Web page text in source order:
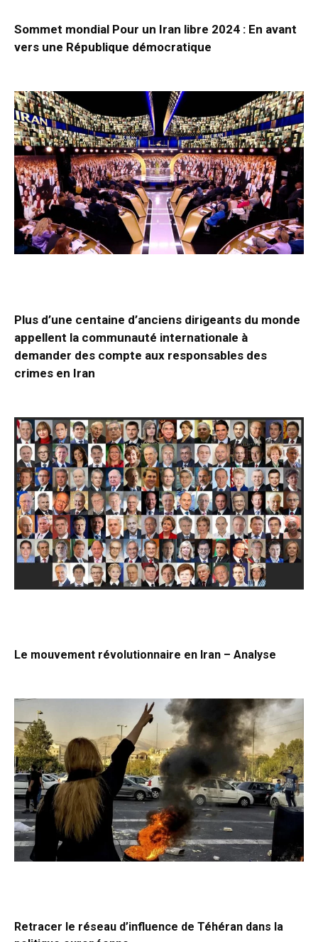
Sommet mondial Pour un Iran libre 2024 : En avant
vers une République démocratique
Plus d’une centaine d’anciens dirigeants du monde
appellent la communauté internationale à
demander des compte aux responsables des
crimes en Iran
Le mouvement révolutionnaire en Iran – Analyse
Retracer le réseau d’influence de Téhéran dans la